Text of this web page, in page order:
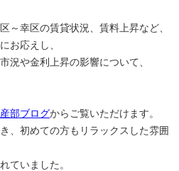
～幸区の賃貸状況、賃料上昇など、
お応えし、
況や金利上昇の影響について、
部ブログからご覧いただけます。
、初めての方もリラックスした雰囲
ていました。